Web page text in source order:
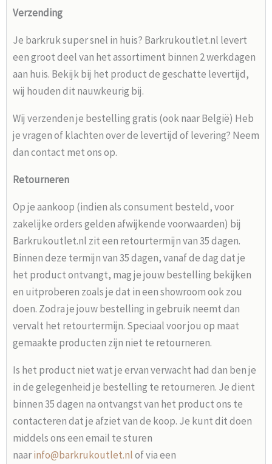
Verzending
Je barkruk super snel in huis? Barkrukoutlet.nl levert
een groot deel van het assortiment binnen 2 werkdagen
aan huis. Bekijk bij het product de geschatte levertijd,
wij houden dit nauwkeurig bij.
Wij verzenden je bestelling gratis (ook naar België) Heb
je vragen of klachten over de levertijd of levering? Neem
dan contact met ons op.
Retourneren
Op je aankoop (indien als consument besteld, voor
zakelijke orders gelden afwijkende voorwaarden) bij
Barkrukoutlet.nl zit een retourtermijn van 35 dagen.
Binnen deze termijn van 35 dagen, vanaf de dag dat je
het product ontvangt, mag je jouw bestelling bekijken
en uitproberen zoals je dat in een showroom ook zou
doen. Zodra je jouw bestelling in gebruik neemt dan
vervalt het retourtermijn. Speciaal voor jou op maat
gemaakte producten zijn niet te retourneren.
Is het product niet wat je ervan verwacht had dan ben je
in de gelegenheid je bestelling te retourneren. Je dient
binnen 35 dagen na ontvangst van het product ons te
contacteren dat je afziet van de koop. Je kunt dit doen
middels ons een email te sturen
naarinfo@barkrukoutlet.nlof via een